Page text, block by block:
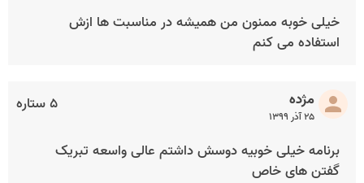
خیلی خوبه ممنون من همیشه در مناسبت ها ازش
استفاده می کنم
۵ ستاره مژده
۲۵ آذر ۱۳۹۹
برنامه خیلی خوبیه دوسش داشتم عالی واسعه تبریک
گفتن های خاص